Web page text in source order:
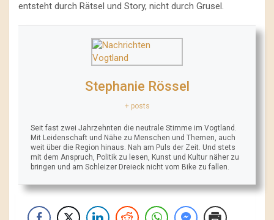
entsteht durch Rätsel und Story, nicht durch Grusel.
Stephanie Rössel
+ posts
Seit fast zwei Jahrzehnten die neutrale Stimme im Vogtland.
Mit Leidenschaft und Nähe zu Menschen und Themen, auch
weit über die Region hinaus. Nah am Puls der Zeit. Und stets
mit dem Anspruch, Politik zu lesen, Kunst und Kultur näher zu
bringen und am Schleizer Dreieck nicht vom Bike zu fallen.